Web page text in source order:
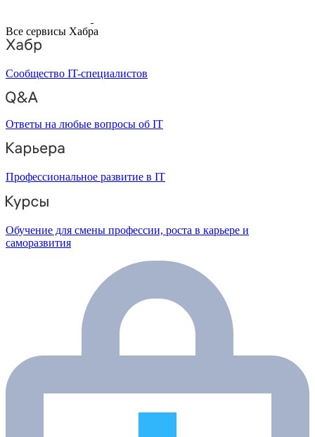
Все сервисы Хабра
Сообщество IT-специалистов
Ответы на любые вопросы об IT
Профессиональное развитие в IT
Обучение для смены профессии, роста в карьере и
саморазвития